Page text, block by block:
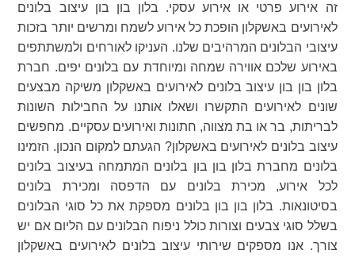
זה אירוע פרטי או אירוע עסקי. בלון בון בון עיצוב בלונים
לאירועים באשקלון הופכת כל אירוע לשמח ומרשים יותר בזכות
עיצובי הבלונים המרהיבים שלנו. העניקו לאורחים ולמשתתפים
באירוע שלכם אווירה שמחה ומיוחדת עם בלונים יפים. חברת
בלון בון בון עיצוב בלונים לאירועים באשקלון משיקה מבצעים
שונים לאירועים התקשרו ושאלו אותנו על החבילות השונות
לבריתות, בר או בת מצווה, חתונות ואירועים עסקיים. מחפשים
עיצוב בלונים לאירועים באשקלון? הגעתם למקום הנכון. הזמינו
בלונים מחברת בלון בון בון בלונים המתמחה בעיצוב בלונים
לכל אירוע, מכירת בלונים עם הדפסה ומכירת בלונים
בסיטונאות. בלון בון בון בלונים מספקת את כל סוגי הבלונים
בשלל סוגי צבעים וצורות כולל ניפוח הבלונים עם הליום אם יש
צורך. אנו מספקים שירותי עיצוב בלונים לאירועים באשקלון